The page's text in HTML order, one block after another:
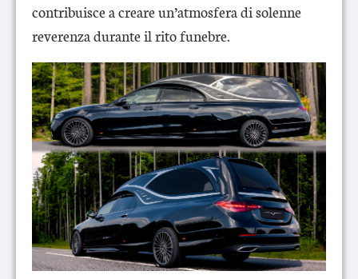
contribuisce a creare un’atmosfera di solenne
reverenza durante il rito funebre.